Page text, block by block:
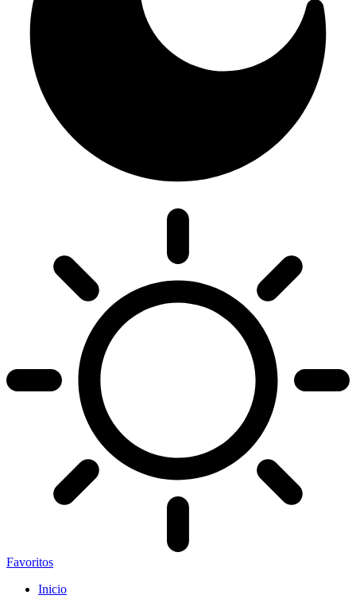
Favoritos
Inicio